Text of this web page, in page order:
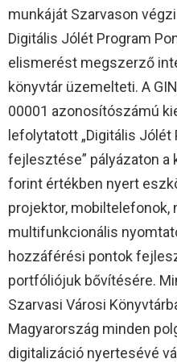
munkáját Szarvason
Digitális Jólét Program
elismerést megszerző
könyvtár üzemelteti. A
00001 azonosítószámú
lefolytatott „Digitális Jólét
fejlesztése” pályázaton a
forint értékben nyert
projektor, mobiltelefonok,
multifunkcionális
hozzáférési pontok
portfóliójuk bővítésére.
Szarvasi Városi
Magyarország minden
digitalizáció nyertesévé